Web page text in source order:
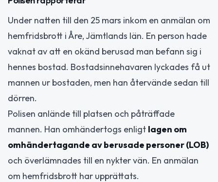
Under natten till den 25 mars inkom en anmälan om
hemfridsbrott i Åre, Jämtlands län. En person hade
vaknat av att en okänd berusad man befann sig i
hennes bostad. Bostadsinnehavaren lyckades få ut
mannen ur bostaden, men han återvände sedan till
dörren.
Polisen anlände till platsen och påträffade
mannen. Han omhändertogs enligt lagen om
omhändertagande av berusade personer (LOB)
och överlämnades till en nykter vän. En anmälan
om hemfridsbrott har upprättats.